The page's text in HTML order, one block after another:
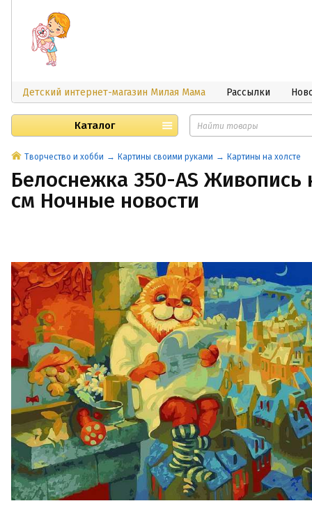
Детский интернет-магазин Милая Мама Рассылки
Каталог
Творчество и хобби Картины своими руками Картины на холсте
Белоснежка 350-AS Живопись
см Ночные новости